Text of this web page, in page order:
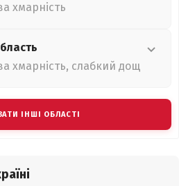
хмарність
хмарність, слабкий дощ
ІНШІ ОБЛАСТІ